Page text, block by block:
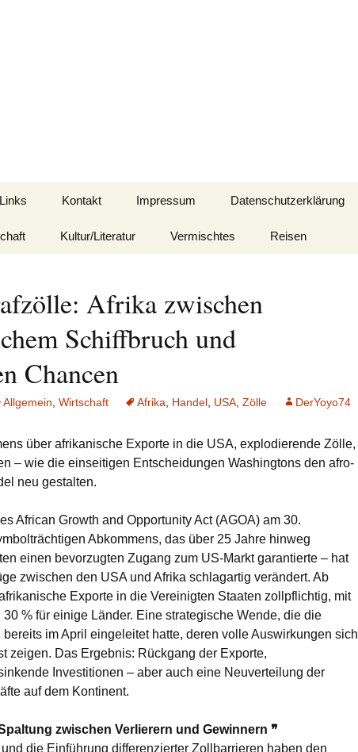
Links Kontakt Impressum Datenschutzerklärung
Kultur/Literatur Vermischtes Reisen
Afrika zwischen
Schiffbruch und
Chancen
Allgemein Wirtschaft Afrika Handel USA Zölle DerYoyo74
über afrikanische Exporte in die USA, explodierende Zölle,
– wie die einseitigen Entscheidungen Washingtons den afro-
neu gestalten.
African Growth and Opportunity Act (AGOA) am 30.
Abkommens, das über 25 Jahre hinweg
einen bevorzugten Zugang zum US-Markt garantierte – hat
zwischen den USA und Afrika schlagartig verändert. Ab
Exporte in die Vereinigten Staaten zollpflichtig, mit
% für einige Länder. Eine strategische Wende, die die
im April eingeleitet hatte, deren volle Auswirkungen sich
zeigen. Das Ergebnis: Rückgang der Exporte,
Investitionen – aber auch eine Neuverteilung der
auf dem Kontinent.
zwischen Verlierern und Gewinnern ❞
die Einführung differenzierter Zollbarrieren haben den